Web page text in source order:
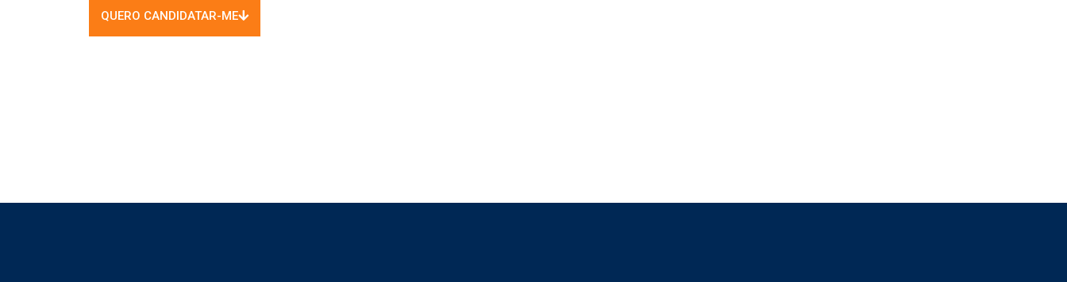
QUERO CANDIDATAR-ME